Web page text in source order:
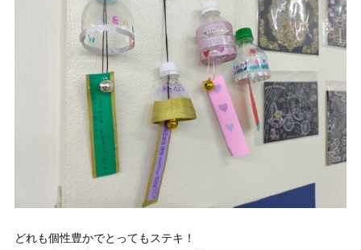
どれも個性豊かでとってもステキ！